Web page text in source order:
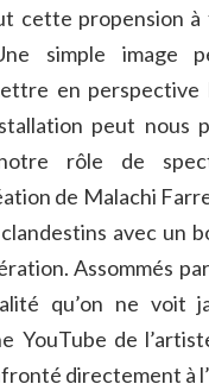
cette propension
simple image
en perspective
peut
rôle de
de Malachi
avec un
Assommés
qu’on ne voit
YouTube de
directement à